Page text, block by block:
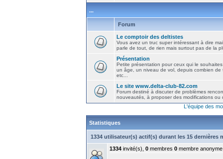
...
Forum
Le comptoir des deltistes
Vous avez un truc super intéressant à dire
parle de tout, de rien mais surtout pas de la
Présentation
Petite présentation pour ceux qui le
un âge, un niveau de vol, depuis combien de
etc...
Le site www.delta-club-82.com
Forum destiné à discuter de problèmes
nouveautés, à proposer des modifications ou
L'équipe des
Statistiques
1334 utilisateur(s) actif(s) durant les 15 dernières
1334 invité(s), 0 membres 0 membre anonyme